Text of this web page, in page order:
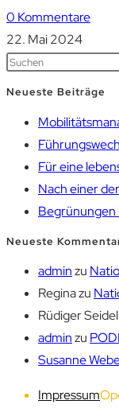
0 Kommentare
22. Mai 2024
Neueste Beiträge
Für eine
Nach einer
Begrünungen
Neueste
adminzu
Reginazu
Rüdiger Seidel
adminzu
Susanne
Impressum